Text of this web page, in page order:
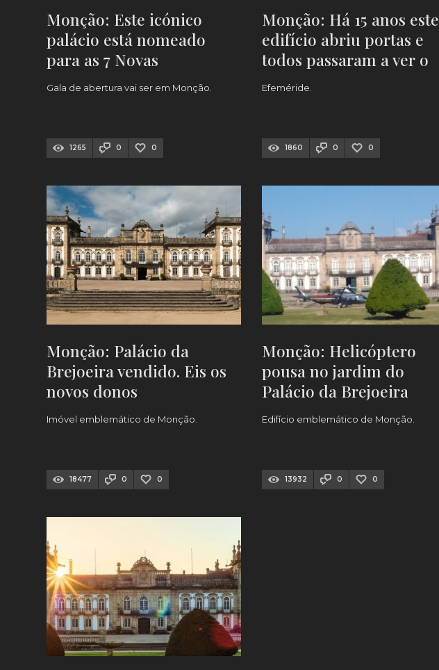
Monção: Este icónico
palácio está nomeado
para as 7 Novas
Maravilhas
Gala de abertura vai ser em Monção.
1265 0 0
Monção: Há 15 anos este
edifício abriu portas e
todos passaram a ver o
que lá há
Efeméride.
1860 0 0
Monção: Palácio da
Brejoeira vendido. Eis os
novos donos
Imóvel emblemático de Monção.
18477 0 0
Monção: Helicóptero
pousa no jardim do
Palácio da Brejoeira
Edifício emblemático de Monção.
13932 0 0